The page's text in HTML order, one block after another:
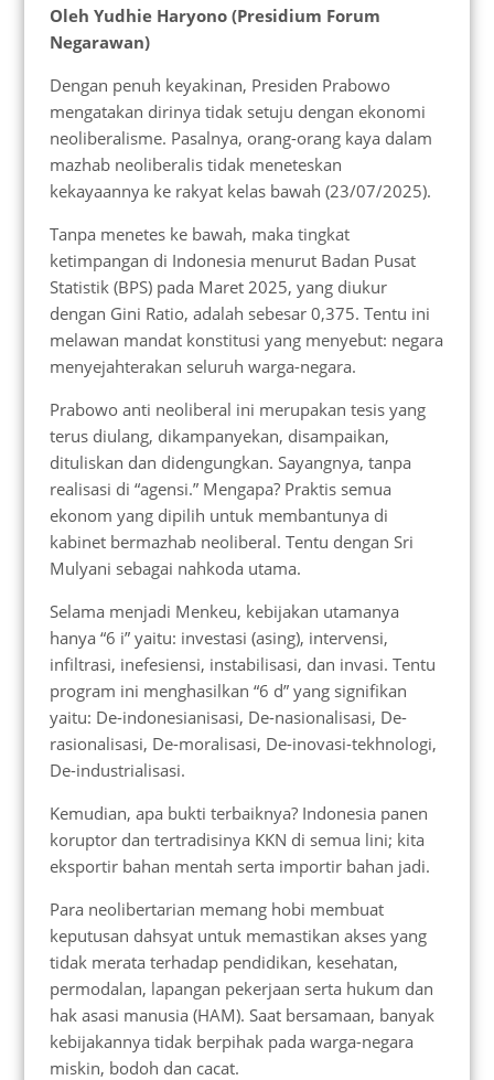
Oleh Yudhie Haryono (Presidium Forum
Negarawan)
Dengan penuh keyakinan, Presiden Prabowo
mengatakan dirinya tidak setuju dengan ekonomi
neoliberalisme. Pasalnya, orang-orang kaya dalam
mazhab neoliberalis tidak meneteskan
kekayaannya ke rakyat kelas bawah (23/07/2025).
Tanpa menetes ke bawah, maka tingkat
ketimpangan di Indonesia menurut Badan Pusat
Statistik (BPS) pada Maret 2025, yang diukur
dengan Gini Ratio, adalah sebesar 0,375. Tentu ini
melawan mandat konstitusi yang menyebut: negara
menyejahterakan seluruh warga-negara.
Prabowo anti neoliberal ini merupakan tesis yang
terus diulang, dikampanyekan, disampaikan,
dituliskan dan didengungkan. Sayangnya, tanpa
realisasi di “agensi.” Mengapa? Praktis semua
ekonom yang dipilih untuk membantunya di
kabinet bermazhab neoliberal. Tentu dengan Sri
Mulyani sebagai nahkoda utama.
Selama menjadi Menkeu, kebijakan utamanya
hanya “6 i” yaitu: investasi (asing), intervensi,
infiltrasi, inefesiensi, instabilisasi, dan invasi. Tentu
program ini menghasilkan “6 d” yang signifikan
yaitu: De-indonesianisasi, De-nasionalisasi, De-
rasionalisasi, De-moralisasi, De-inovasi-tekhnologi,
De-industrialisasi.
Kemudian, apa bukti terbaiknya? Indonesia panen
koruptor dan tertradisinya KKN di semua lini; kita
eksportir bahan mentah serta importir bahan jadi.
Para neolibertarian memang hobi membuat
keputusan dahsyat untuk memastikan akses yang
tidak merata terhadap pendidikan, kesehatan,
permodalan, lapangan pekerjaan serta hukum dan
hak asasi manusia (HAM). Saat bersamaan, banyak
kebijakannya tidak berpihak pada warga-negara
miskin, bodoh dan cacat.